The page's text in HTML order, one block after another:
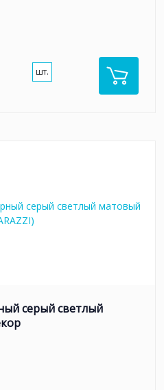
шт.
серый светлый